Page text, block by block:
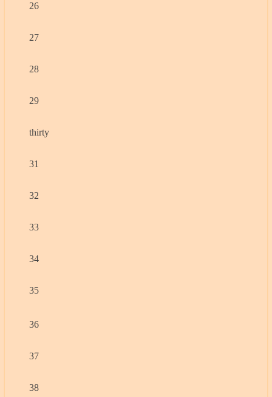
26
27
28
29
thirty
31
32
33
34
35
36
37
38